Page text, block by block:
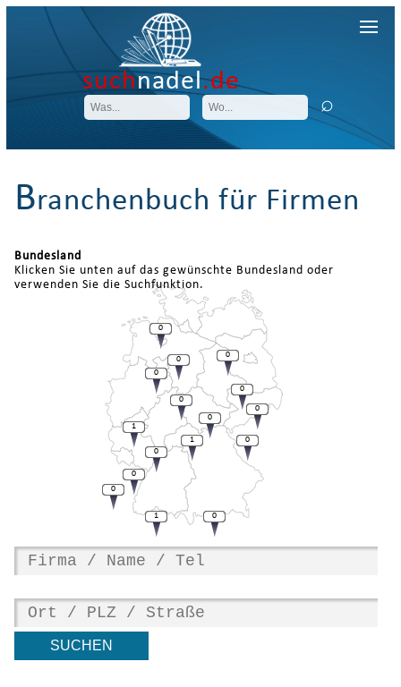
suchnadel.de
Branchenbuch für Firmen
Bundesland
Klicken Sie unten auf das gewünschte Bundesland oder
verwenden Sie die Suchfunktion.
0
0
1
0
0
0
0
0
0
0
0
0
0
1
1
0